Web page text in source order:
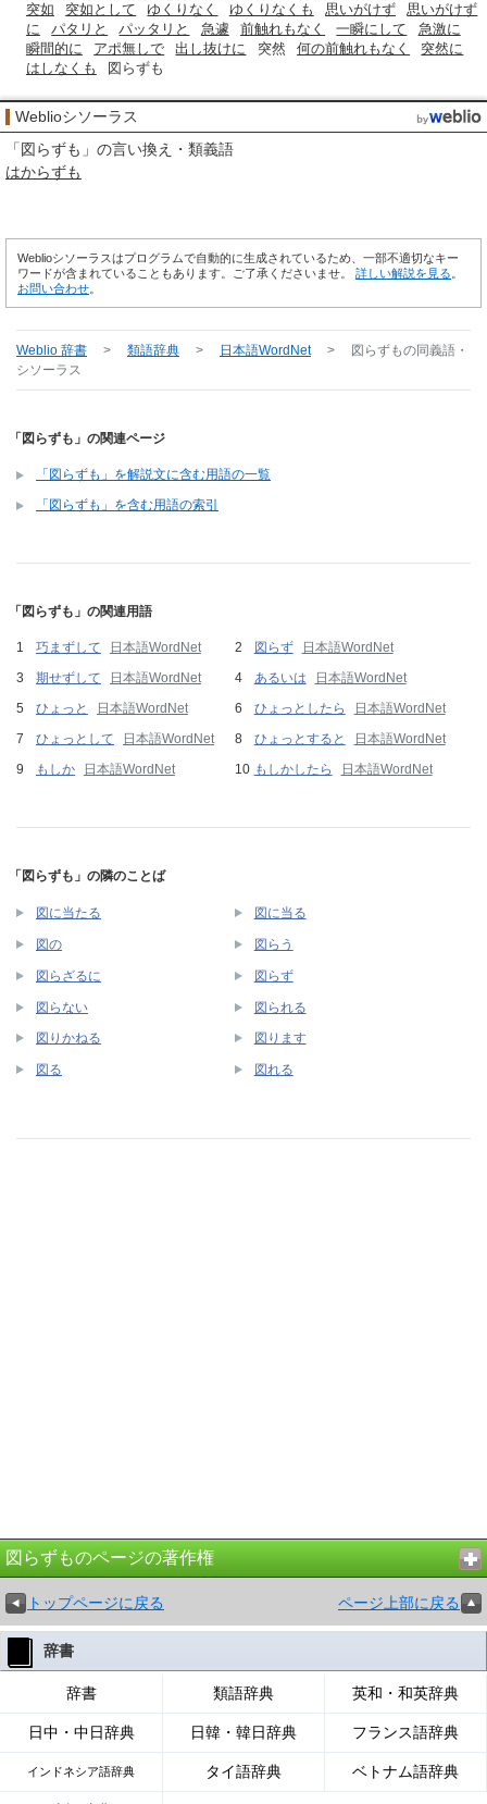
突如
突如として ゆくりなく ゆくりなくも 思いがけず
思いがけず
に
パタリと パッタリと 急遽 前触れもなく 一瞬にして
急激に
瞬間的に
アポ無しで 出し抜けに 突然 何の前触れもなく
突然に
はしなくも
図らずも
Weblioシソーラス
「図らずも 」の言い換え・類義語
はからずも
Weblioシソーラスはプログラムで自動的に生成されているため、一部不適切なキー
ワードが含まれていることもあります。ご了承くださいませ。 詳しい解説を見る
お問い合わせ
Weblio 辞書 > 類語辞典 > 日本語WordNet > 図らずもの同義語・
シソーラス
「図らずも」の関連ページ
「図らずも」を解説文に含む用語の一覧
「図らずも」を含む用語の索引
「図らずも」の関連用語
巧まずして 日本語WordNet 図らず
日本語WordNet
期せずして
日本語WordNet あるいは
日本語WordNet
ひょっと
日本語WordNet ひょっとしたら
日本語WordNet
ひょっとして
日本語WordNet ひょっとすると
日本語WordNet
もしか
日本語WordNet もしかしたら 日本語WordNet
「図らずも」の隣のことば
図に当たる 図に当る
図の 図らう
図らざるに 図らず
図らない 図られる
図りかねる 図ります
図る 図れる
図らずものページの著作権
トップページに戻る ページ上部に戻る
辞書
辞書 類語辞典 英和・和英辞典
日中・中日辞典 日韓・韓日辞典 フランス語辞典
インドネシア語辞典 タイ語辞典 ベトナム語辞典